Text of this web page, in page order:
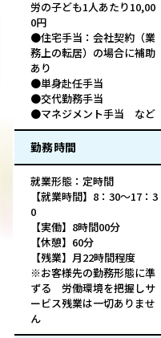
労の子ども1人あたり10,00
0円
●住宅手当：会社契約（業
務上の転居）の場合に補助
あり
●単身赴任手当
●交代勤務手当
●マネジメント手当 など
勤務時間
就業形態：定時間
【就業時間】8：30～17：3
0
【実働】8時間00分
【休憩】60分
【残業】月22時間程度
※お客様先の勤務形態に準
ずる 労働環境を把握しサ
ービス残業は一切ありませ
ん